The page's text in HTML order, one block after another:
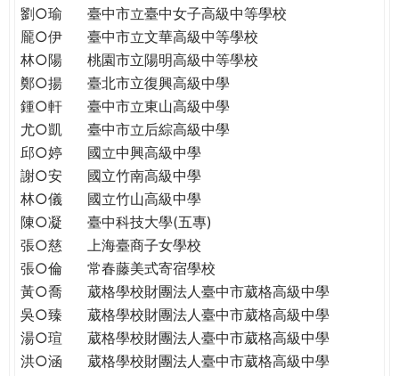
民。
WAGOR
TODAY
THE
WORLD
TOMORROW
e
劉○瑜
臺中市立臺中女子高級中等學校
龎○伊
臺中市立文華高級中等學校
林○陽
桃園市立陽明高級中等學校
鄭○揚
臺北市立復興高級中學
鍾○軒
臺中市立東山高級中學
尤○凱
臺中市立后綜高級中學
邱○婷
國立中興高級中學
謝○安
國立竹南高級中學
林○儀
國立竹山高級中學
陳○凝
臺中科技大學(五專)
張○慈
上海臺商子女學校
張○倫
常春藤美式寄宿學校
黃○喬
葳格學校財團法人臺中市葳格高級中學
吳○臻
葳格學校財團法人臺中市葳格高級中學
湯○瑄
葳格學校財團法人臺中市葳格高級中學
洪○涵
葳格學校財團法人臺中市葳格高級中學